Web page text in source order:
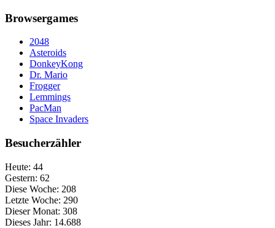
Browsergames
2048
Asteroids
DonkeyKong
Dr. Mario
Frogger
Lemmings
PacMan
Space Invaders
Besucherzähler
Heute: 44
Gestern: 62
Diese Woche: 208
Letzte Woche: 290
Dieser Monat: 308
Dieses Jahr: 14.688